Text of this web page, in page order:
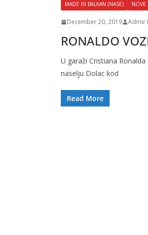
MADE IN BALKAN (NASE) NOVE
December 20, 2019 Admir
RONALDO
U garaži Cristiana
naselju Dolac kod
Read More